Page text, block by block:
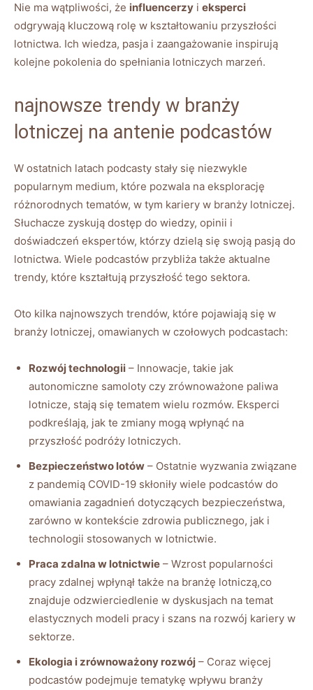
Nie ‍ma ⁤wątpliwości, że influencerzy i eksperci
⁤odgrywają kluczową rolę‌ w kształtowaniu przyszłości
lotnictwa. Ich wiedza, pasja i zaangażowanie inspirują
kolejne pokolenia do spełniania lotniczych marzeń.
najnowsze trendy w branży
lotniczej na antenie podcastów
W ostatnich latach podcasty stały się niezwykle
popularnym ⁤medium, które pozwala na eksplorację
różnorodnych tematów, w tym kariery‌ w ​branży lotniczej.​
Słuchacze zyskują dostęp do wiedzy, opinii i‍
doświadczeń ekspertów, którzy ‍dzielą ‍się swoją pasją do
lotnictwa. Wiele ‌podcastów przybliża także aktualne
trendy, które kształtują przyszłość tego sektora.
Oto​ kilka najnowszych ⁤trendów, które pojawiają się ⁢w
branży lotniczej, ⁤omawianych w czołowych podcastach:
Rozwój ‌technologii – ⁣Innowacje, takie jak
autonomiczne samoloty czy ⁢zrównoważone paliwa
lotnicze, stają się tematem wielu rozmów. Eksperci
podkreślają, jak te zmiany mogą ⁢wpłynąć na
przyszłość ⁢podróży lotniczych.
Bezpieczeństwo lotów – Ostatnie wyzwania związane
z pandemią COVID-19 ‍skłoniły wiele podcastów do
omawiania zagadnień dotyczących bezpieczeństwa,
zarówno w kontekście zdrowia publicznego, jak i
technologii stosowanych w lotnictwie.
Praca zdalna w lotnictwie – Wzrost popularności
pracy zdalnej wpłynął ⁣także na⁤ branżę lotniczą,co
znajduje odzwierciedlenie w dyskusjach na temat
elastycznych modeli ‍pracy i szans⁤ na rozwój kariery w
sektorze.
Ekologia i zrównoważony rozwój – Coraz więcej
podcastów podejmuje tematykę wpływu branży‍